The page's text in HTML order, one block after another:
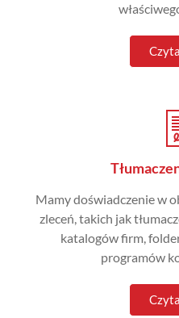
Mamy doświadczenie w
zleceń, takich jak
katalogów firm,
programów